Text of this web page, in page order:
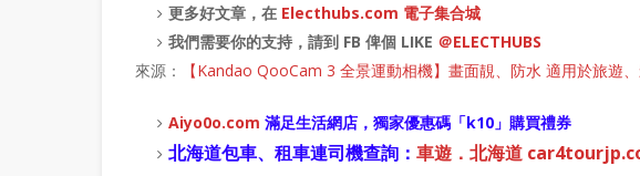
更多好文章，在 Electhubs.com 電子集合城
我們需要你的支持，請到 FB 俾個 LIKE ＠ELECTHUBS
來源：
【Kandao QooCam 3 全景運動相機】畫面靚、防水 適用於旅遊
Aiyo0o.com 滿足生活網店， 獨家優惠碼「k10 」購買禮券
北海道包車、租車連司機查詢： 車遊．北海道